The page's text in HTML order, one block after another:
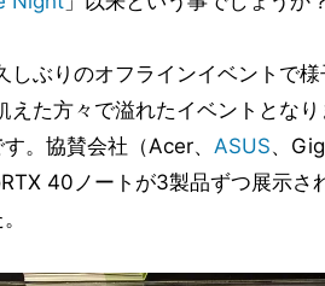
しぶりのオフラインイベントで
えた方々で溢れたイベントとな
。協賛会社（Acer、 ASUS、
40ノートが3製品ずつ展示